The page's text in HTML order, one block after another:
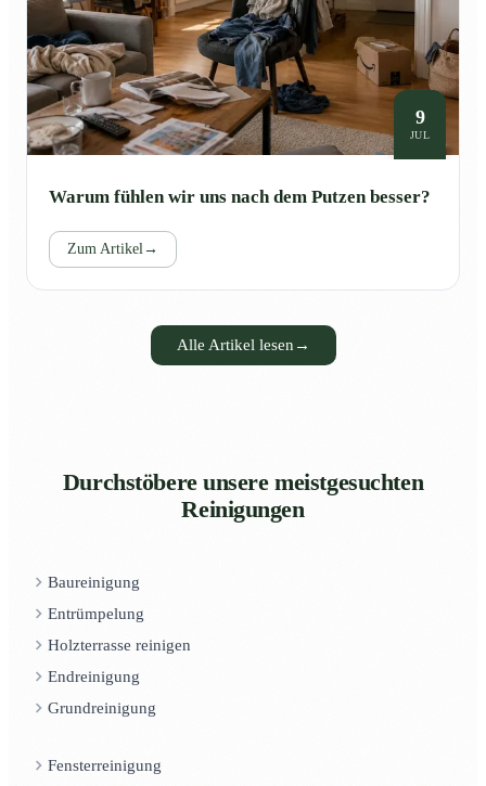
9
JUL
Warum fühlen wir uns nach dem Putzen besser?
Zum Artikel →
Alle Artikel lesen →
Durchstöbere unsere meistgesuchten
Reinigungen
Baureinigung
Entrümpelung
Holzterrasse reinigen
Endreinigung
Grundreinigung
Fensterreinigung